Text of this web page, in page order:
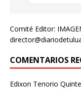
Comité Editor:
COMENTARIOS
Edixon Tenorio